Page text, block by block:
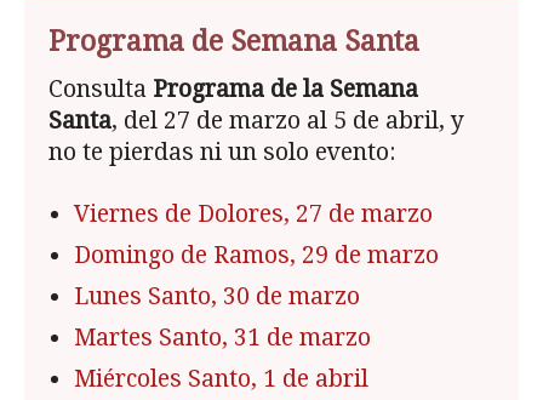
Programa de Semana Santa
Consulta Programa de la Semana
Santa, del 27 de marzo al 5 de abril, y
no te pierdas ni un solo evento:
Viernes de Dolores, 27 de marzo
Domingo de Ramos, 29 de marzo
Lunes Santo, 30 de marzo
Martes Santo, 31 de marzo
Miércoles Santo, 1 de abril